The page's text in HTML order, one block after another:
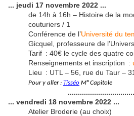
... jeudi 17 novembre 2022 ...
de 14h à 16h – Histoire de la
couturiers / 1
Conférence de l’Université du
Gicquel, professeure de
Tarif : 40€ le cycle des quatre
Renseignements et inscription :
Lieu : UTL – 56, rue du Taur –
Pour y aller : Tisséo M° Capitole
... vendredi 18 novembre 2022 ...
Atelier Broderie (au choix)